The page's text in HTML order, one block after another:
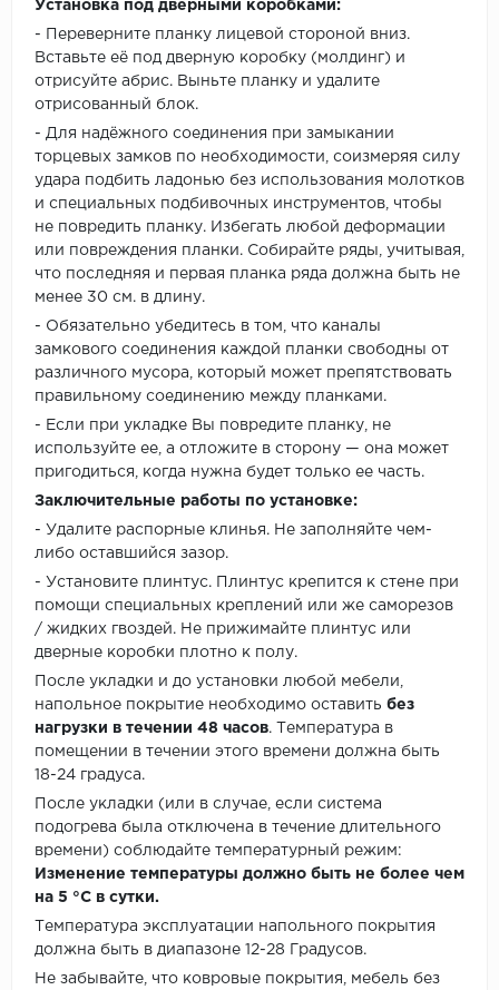
Установка под дверными коробками:
- Переверните планку лицевой стороной вниз.
Вставьте её под дверную коробку (молдинг) и
отрисуйте абрис. Выньте планку и удалите
отрисованный блок.
- Для надёжного соединения при замыкании
торцевых замков по необходимости, соизмеряя силу
удара подбить ладонью без использования молотков
и специальных подбивочных инструментов, чтобы
не повредить планку. Избегать любой деформации
или повреждения планки. Собирайте ряды, учитывая,
что последняя и первая планка ряда должна быть не
менее 30 см. в длину.
- Обязательно убедитесь в том, что каналы
замкового соединения каждой планки свободны от
различного мусора, который может препятствовать
правильному соединению между планками.
- Если при укладке Вы повредите планку, не
используйте ее, а отложите в сторону — она может
пригодиться, когда нужна будет только ее часть.
Заключительные работы по установке:
- Удалите распорные клинья. Не заполняйте чем-
либо оставшийся зазор.
- Установите плинтус. Плинтус крепится к стене при
помощи специальных креплений или же саморезов
/ жидких гвоздей. Не прижимайте плинтус или
дверные коробки плотно к полу.
После укладки и до установки любой мебели,
напольное покрытие необходимо оставить без
нагрузки в течении 48 часов. Температура в
помещении в течении этого времени должна быть
18-24 градуса.
После укладки (или в случае, если система
подогрева была отключена в течение длительного
времени) соблюдайте температурный режим:
Изменение температуры должно быть не более чем
на 5 °C в сутки.
Температура эксплуатации напольного покрытия
должна быть в диапазоне 12-28 Градусов.
Не забывайте, что ковровые покрытия, мебель без